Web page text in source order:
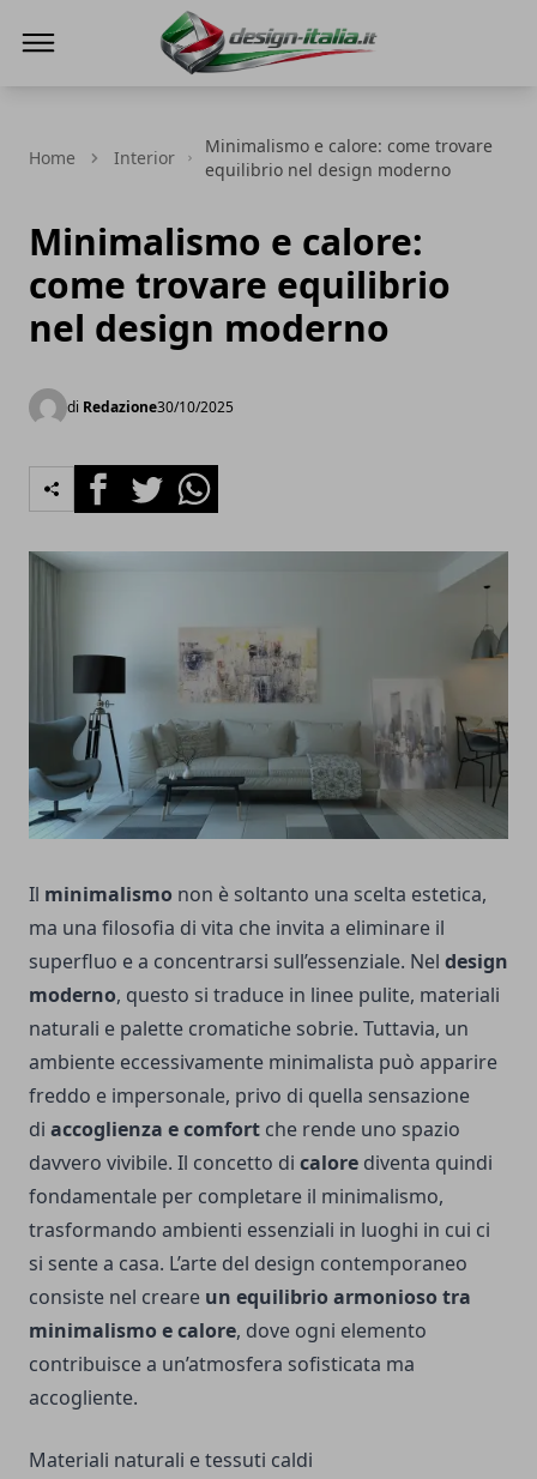
Home Interior
Minimalismo e calore: come trovare
equilibrio nel design moderno
Minimalismo e calore:
come trovare equilibrio
nel design moderno
di Redazione30/10/2025
FacebookTwitterWhatsapp
Il minimalismo non è soltanto una scelta estetica,
ma una filosofia di vita che invita a eliminare il
superfluo e a concentrarsi sull’essenziale. Nel design
moderno, questo si traduce in linee pulite, materiali
naturali e palette cromatiche sobrie. Tuttavia, un
ambiente eccessivamente minimalista può apparire
freddo e impersonale, privo di quella sensazione
di accoglienza e comfort che rende uno spazio
davvero vivibile. Il concetto di calore diventa quindi
fondamentale per completare il minimalismo,
trasformando ambienti essenziali in luoghi in cui ci
si sente a casa. L’arte del design contemporaneo
consiste nel creare un equilibrio armonioso tra
minimalismo e calore, dove ogni elemento
contribuisce a un’atmosfera sofisticata ma
accogliente.
Materiali naturali e tessuti caldi